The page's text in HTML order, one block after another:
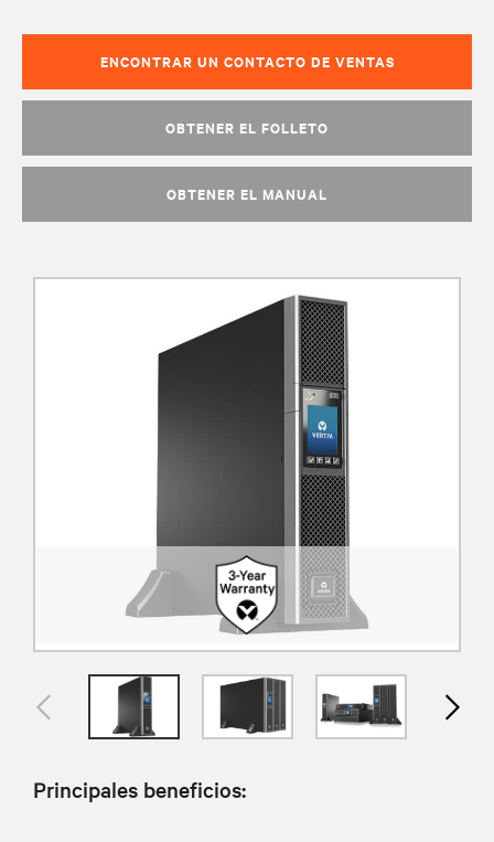
ENCONTRAR UN CONTACTO DE VENTAS
OBTENER EL FOLLETO
OBTENER EL MANUAL
Principales beneficios: